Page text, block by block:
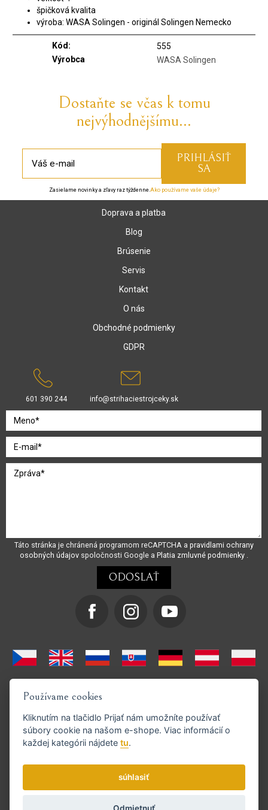
špičková kvalita
výroba: WASA Solingen - originál Solingen Nemecko
Kód:
555
Výrobca
WASA Solingen
Dostaňte se včas k tomu
nejvýhodnějšímu...
Zasielame novinky a zľavy raz týždenne.Ako používame vaše údaje?
Doprava a platba
Blog
Brúsenie
Servis
Kontakt
O nás
Obchodné podmienky
GDPR
601 390 244 info@strihaciestrojceky.sk
Táto stránka je chránená programom reCAPTCHA a pravidlami ochrany
osobných údajov spoločnosti Google a Platia zmluvné podmienky .
Podporujeme platby GoPay
Používame cookies
Kliknutím na tlačidlo Prijať nám umožníte používať
súbory cookie na našom e-shope. Viac informácií o
každej kategórii nájdetetu.
súhlasiť